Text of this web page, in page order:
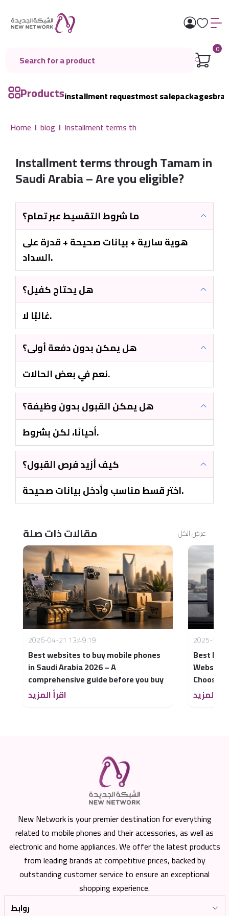
0
Productsinstallment requestmost salepackages
Home blog Installment terms th
Installment terms through Tamam in
Saudi Arabia – Are you eligible?
ما شروط التقسيط عبر تمام؟
هوية سارية + بيانات صحيحة + قدرة على
السداد.
هل يحتاج كفيل؟
غالبًا لا.
هل يمكن بدون دفعة أولى؟
نعم في بعض الحالات.
هل يمكن القبول بدون وظيفة؟
أحيانًا، لكن بشروط.
كيف أزيد فرص القبول؟
اختر قسط مناسب وأدخل بيانات صحيحة.
مقالات ذات صلة عرض الكل
2026-04-21 13:49:19
Best websites to buy mobile phones
in Saudi Arabia 2026 – A
comprehensive guide before you buy
اقرأ المزيد
2025-12-
Best
Website
Choose
المزيد
New Network is your premier destination for everything
related to mobile phones and their accessories, as well as
electronic and home appliances. We offer the latest products
from leading brands at competitive prices, backed by
outstanding customer service to ensure an exceptional
shopping experience.
روابط